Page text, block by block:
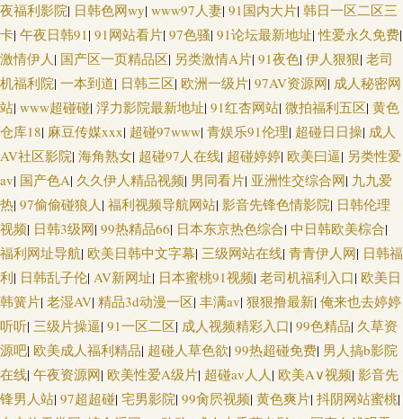
夜福利影院| 日韩色网wy| www97人妻| 91国内大片| 韩日一区二区三
卡| 午夜日韩91| 91网站看片| 97色骚| 91论坛最新地址|性爱永久免费|
激情伊人| 国产区一页精品区| 另类激情A片| 91夜色| 伊人狠狠| 老司
机福利院| 一本到道| 日韩三区| 欧洲一级片| 97AV资源网| 成人秘密网
站| www超碰碰| 浮力影院最新地址| 91红杏网站| 微拍福利五区| 黄色
仓库18| 麻豆传媒xxx| 超碰97www| 青娱乐91伦理| 超碰日日操| 成人
AV社区影院| 海角熟女| 超碰97人在线| 超碰婷婷| 欧美曰逼| 另类性爱
av| 国产色A| 久久伊人精品视频| 男同看片| 亚洲性交综合网| 九九爱
热| 97偷偷碰狼人| 福利视频导航网站| 影音先锋色情影院| 日韩伦理
视频| 日韩3级网| 99热精品66| 日本东京热色综合| 中日韩欧美棕合|
福利网址导航| 欧美日韩中文字幕| 三级网站在线| 青青伊人网| 日韩福
利| 日韩乱子伦| AV新网址| 日本蜜桃91视频| 老司机福利入口| 欧美日
韩簧片| 老湿AV| 精品3d动漫一区| 丰满av| 狠狠撸最新| 俺来也去婷婷
听听| 三级片操逼| 91一区二区| 成人视频精彩入口| 99色精品| 久草资
源吧| 欧美成人福利精品| 超碰人草色欲| 99热超碰免费| 男人搞b影院
在线| 午夜资源网| 欧美性爱A级片| 超碰av人人| 欧美A∨视频| 影音先
锋男人站| 97超超碰| 宅男影院| 99肏屄视频| 黄色爽片| 抖阴网站蜜桃|